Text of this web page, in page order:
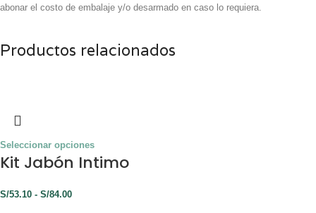
abonar el costo de embalaje y/o desarmado en caso lo requiera.
Productos relacionados
Seleccionar opciones
Kit Jabón Intimo
S/53.10 - S/84.00